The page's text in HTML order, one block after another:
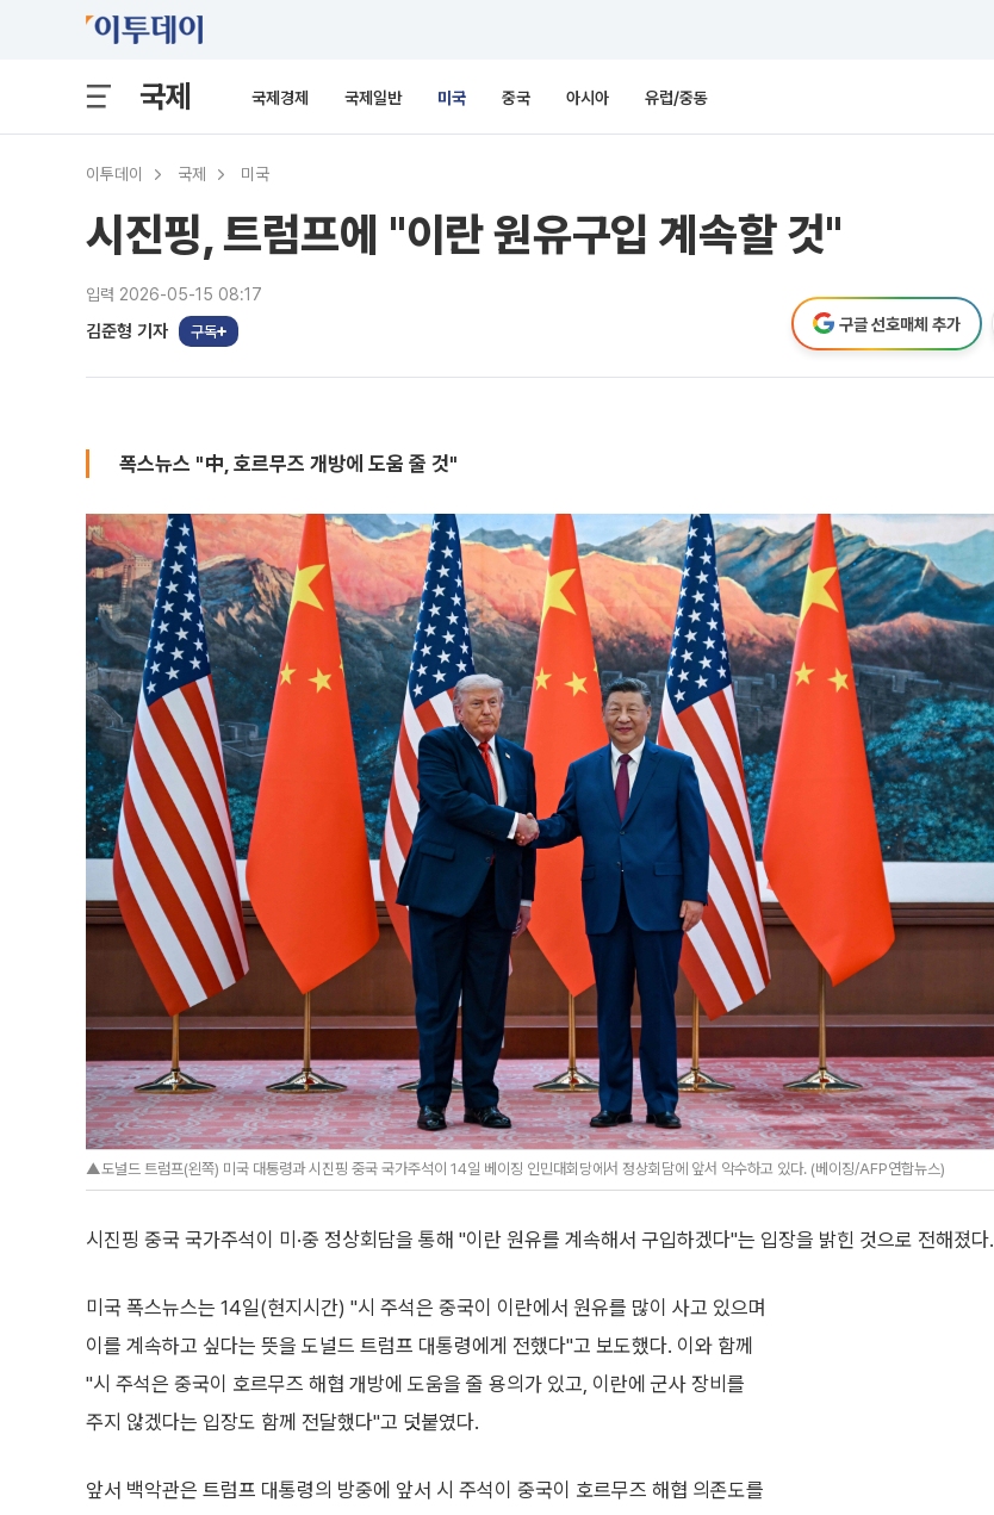
국제 국제경제 국제일반 미국 중국 아시아 유럽/중동
이투데이 국제 미국
시진핑, 트럼프에 "이란 원유구입 계속할 것"
입력 2026-05-15 08:17
김준형 기자 구독 구글 선호매체 추가
폭스뉴스 "中, 호르무즈 개방에 도움 줄 것"
▲도널드 트럼프(왼쪽) 미국 대통령과 시진핑 중국 국가주석이 14일 베이징 인민대회당에서 정상회담에 앞서 악수하고 있다. (베이징/AFP연합뉴스)
시진핑 중국 국가주석이 미·중 정상회담을 통해 "이란 원유를 계속해서 구입하겠다"는 입장을 밝힌 것으로 전해졌다.
미국 폭스뉴스는 14일(현지시간) "시 주석은 중국이 이란에서 원유를 많이 사고 있으며
이를 계속하고 싶다는 뜻을 도널드 트럼프 대통령에게 전했다"고 보도했다. 이와 함께
"시 주석은 중국이 호르무즈 해협 개방에 도움을 줄 용의가 있고, 이란에 군사 장비를
주지 않겠다는 입장도 함께 전달했다"고 덧붙였다.
앞서 백악관은 트럼프 대통령의 방중에 앞서 시 주석이 중국이 호르무즈 해협 의존도를